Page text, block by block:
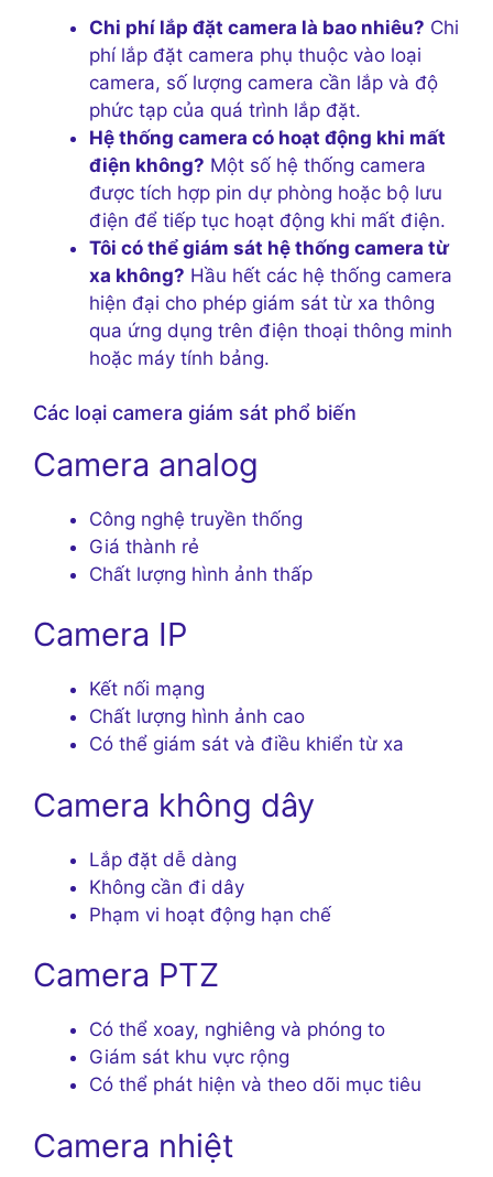
Chi phí lắp đặt camera là bao nhiêu? Chi
phí lắp đặt camera phụ thuộc vào loại
camera, số lượng camera cần lắp và độ
phức tạp của quá trình lắp đặt.
Hệ thống camera có hoạt động khi mất
điện không? Một số hệ thống camera
được tích hợp pin dự phòng hoặc bộ lưu
điện để tiếp tục hoạt động khi mất điện.
Tôi có thể giám sát hệ thống camera từ
xa không? Hầu hết các hệ thống camera
hiện đại cho phép giám sát từ xa thông
qua ứng dụng trên điện thoại thông minh
hoặc máy tính bảng.
Các loại camera giám sát phổ biến
Camera analog
Công nghệ truyền thống
Giá thành rẻ
Chất lượng hình ảnh thấp
Camera IP
Kết nối mạng
Chất lượng hình ảnh cao
Có thể giám sát và điều khiển từ xa
Camera không dây
Lắp đặt dễ dàng
Không cần đi dây
Phạm vi hoạt động hạn chế
Camera PTZ
Có thể xoay, nghiêng và phóng to
Giám sát khu vực rộng
Có thể phát hiện và theo dõi mục tiêu
Camera nhiệt